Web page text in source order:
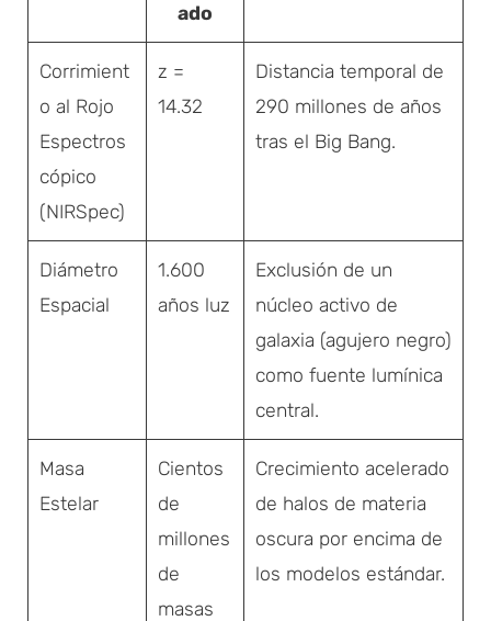
ado
Corrimient
o al Rojo
Espectros
cópico
(NIRSpec)
z =
14.32
Distancia temporal de
290 millones de años
tras el Big Bang.
Diámetro
Espacial
1.600
años luz
Exclusión de un
núcleo activo de
galaxia (agujero negro)
como fuente lumínica
central.
Masa
Estelar
Cientos
de
millones
de
masas
Crecimiento acelerado
de halos de materia
oscura por encima de
los modelos estándar.